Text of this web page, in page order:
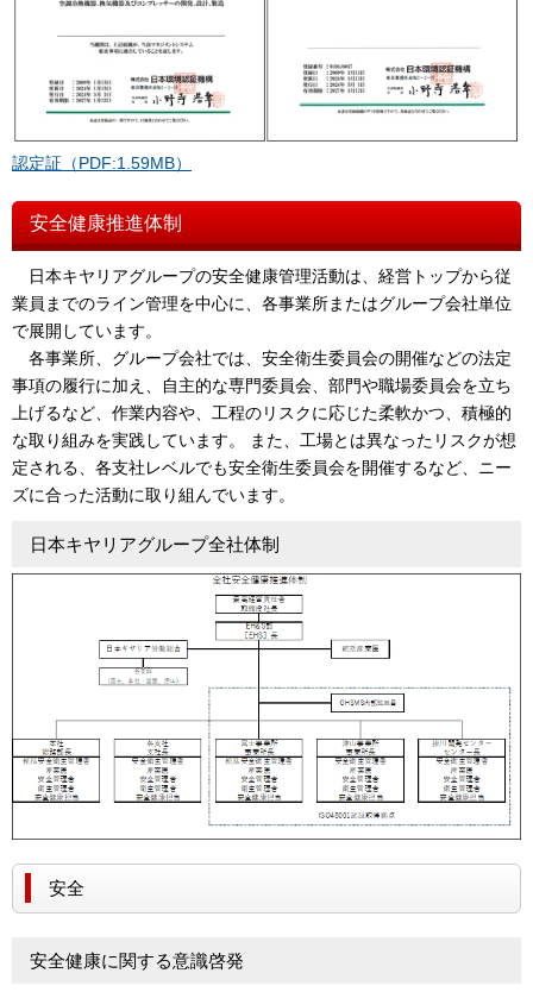
認定証（PDF:1.59MB）
安全健康推進体制
日本キヤリアグループの安全健康管理活動は、経営トップから従
業員までのライン管理を中心に、各事業所またはグループ会社単位
で展開しています。
各事業所、グループ会社では、安全衛生委員会の開催などの法定
事項の履行に加え、自主的な専門委員会、部門や職場委員会を立ち
上げるなど、作業内容や、工程のリスクに応じた柔軟かつ、積極的
な取り組みを実践しています。 また、工場とは異なったリスクが想
定される、各支社レベルでも安全衛生委員会を開催するなど、ニー
ズに合った活動に取り組んでいます。
日本キヤリアグループ全社体制
安全
安全健康に関する意識啓発